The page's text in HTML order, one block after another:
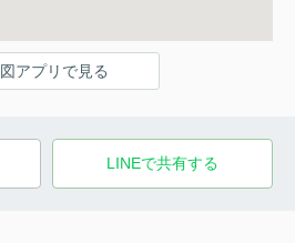
アプリで見る
LINEで共有する